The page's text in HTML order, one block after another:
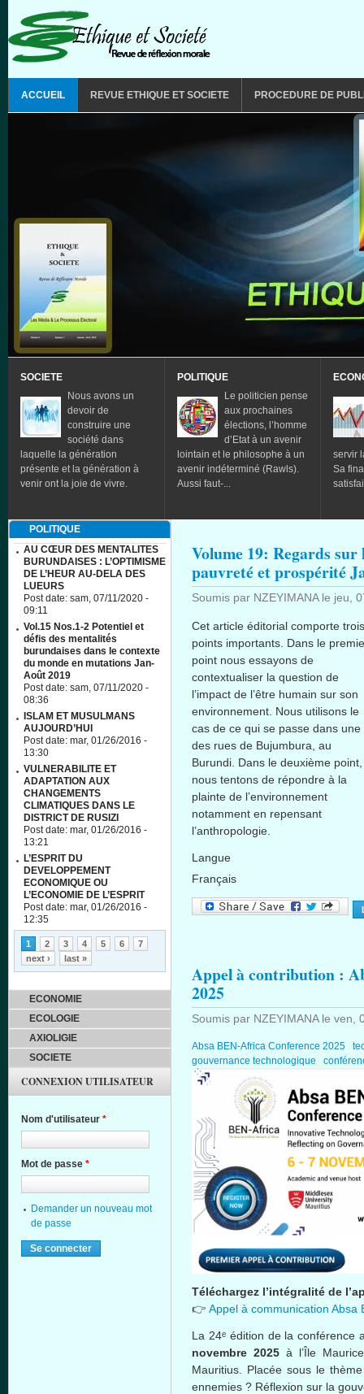
ACCUEIL REVUE ETHIQUE ET SOCIETE PROCEDURE DE
SOCIETE
Nous avons un
devoir de
construire une
société dans
laquelle la génération
présente et la génération à
venir ont la joie de vivre.
POLITIQUE
Le politicien pense
aux prochaines
élections, l’homme
d’Etat à un avenir
lointain et le philosophe à un
avenir indéterminé (Rawls).
Aussi faut-...
servir
Sa
Volume 19: Regards
pauvreté et prospérité
Soumis par NZEYIMANAle jeu,
Cet article éditorial comporte trois
points importants. Dans le
point nous essayons de
contextualiser la question de
l’impact de l’être humain sur son
environnement. Nous utilisons le
cas de ce qui se passe dans une
des rues de Bujumbura, au
Burundi. Dans le deuxième point,
nous tentons de répondre à la
plainte de l’environnement
notamment en repensant
l’anthropologie.
Langue
Français
Appel à contribution :
2025
Soumis par NZEYIMANAle ven,
Absa BEN-Africa Conference 2025
gouvernance technologique
Téléchargez l’intégralité de
👉 Appel à communication Absa
La 24ᵉ édition de la conférence
novembre 2025 à l’Île
Mauritius. Placée sous le
ennemies ? Réflexion sur la
POLITIQUE
AU CŒUR DES MENTALITES
BURUNDAISES : L’OPTIMISME
DE L’HEUR AU-DELA DES
LUEURS
Post date: sam, 07/11/2020 -
09:11
Vol.15 Nos.1-2 Potentiel et
défis des mentalités
burundaises dans le contexte
du monde en mutations Jan-
Août 2019
Post date: sam, 07/11/2020 -
08:36
ISLAM ET MUSULMANS
AUJOURD’HUI
Post date: mar, 01/26/2016 -
13:30
VULNERABILITE ET
ADAPTATION AUX
CHANGEMENTS
CLIMATIQUES DANS LE
DISTRICT DE RUSIZI
Post date: mar, 01/26/2016 -
13:21
L’ESPRIT DU
DEVELOPPEMENT
ECONOMIQUE OU
L’ECONOMIE DE L’ESPRIT
Post date: mar, 01/26/2016 -
12:35
Pages
1 2 3 4 5 6
7
next ›
last »
ECONOMIE
ECOLOGIE
AXIOLIGIE
SOCIETE
CONNEXION UTILISATEUR
Nom d'utilisateur *
Mot de passe *
Demander un nouveau mot
de passe